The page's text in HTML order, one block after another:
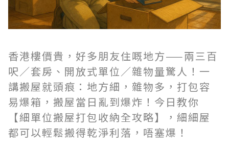
香港樓價貴，好多朋友住嘅地方——兩三百
呎／套房、開放式單位／雜物量驚人！一
講搬屋就頭痕：地方細，雜物多，打包容
易爆箱，搬屋當日亂到爆炸！今日教你
【細單位搬屋打包收納全攻略】，細細屋
都可以輕鬆搬得乾淨利落，唔塞爆！